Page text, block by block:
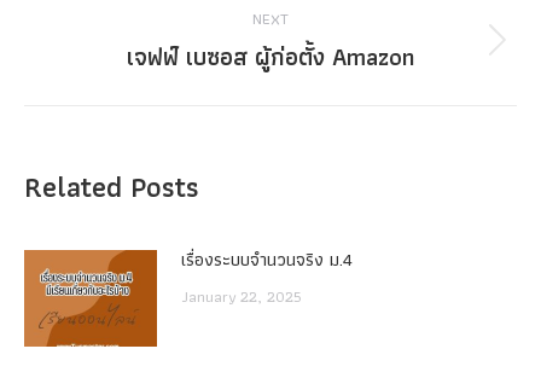
NEXT
Next
เจฟฟ์ เบซอส ผู้ก่อตั้ง Amazon
Related Posts
เรื่องระบบจํานวนจริง ม.4
January 22, 2025